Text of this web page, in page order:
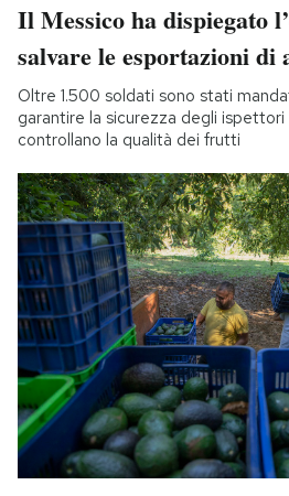
Il Messico ha dispiegato
salvare le esportazioni di
Oltre 1.500 soldati sono stati
garantire la sicurezza degli
controllano la qualità dei frutti